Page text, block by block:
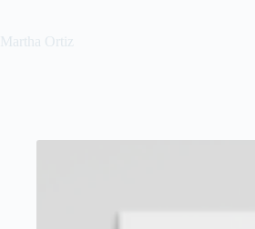
Martha Ortiz